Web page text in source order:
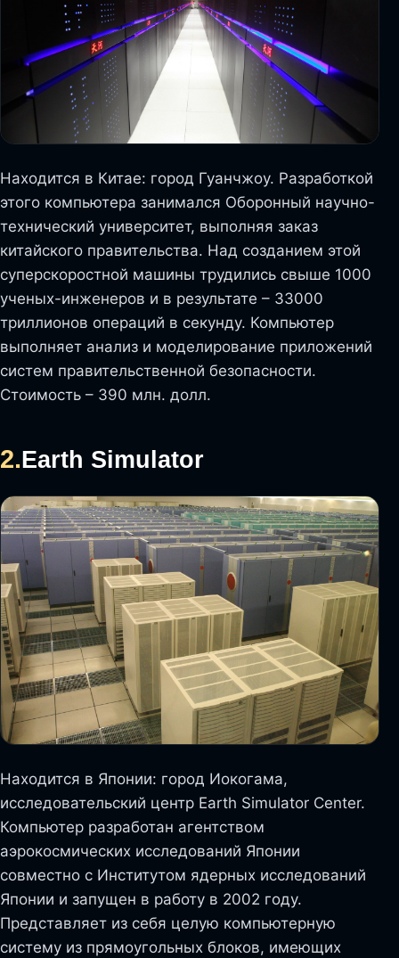
Находится в Китае: город Гуанчжоу. Разработкой
этого компьютера занимался Оборонный научно-
технический университет, выполняя заказ
китайского правительства. Над созданием этой
суперскоростной машины трудились свыше 1000
ученых-инженеров и в результате – 33000
триллионов операций в секунду. Компьютер
выполняет анализ и моделирование приложений
систем правительственной безопасности.
Стоимость – 390 млн. долл.
2.Earth Simulator
Находится в Японии: город Иокогама,
исследовательский центр Earth Simulator Center.
Компьютер разработан агентством
аэрокосмических исследований Японии
совместно с Институтом ядерных исследований
Японии и запущен в работу в 2002 году.
Представляет из себя целую компьютерную
систему из прямоугольных блоков, имеющих